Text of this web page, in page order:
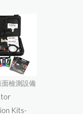
面檢測設備
Kits-